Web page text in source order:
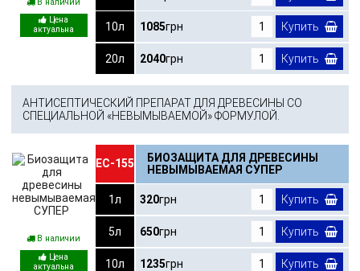
10л 1085грн Купить
20л 2040грн Купить
АНТИСЕПТИЧЕСКИЙ ПРЕПАРАТ ДЛЯ ДРЕВЕСИНЫ СО
СПЕЦИАЛЬНОЙ «НЕВЫМЫВАЕМОЙ» ФОРМУЛОЙ.
В наличии
ЕС-155
БИОЗАЩИТА ДЛЯ ДРЕВЕСИНЫ
НЕВЫМЫВАЕМАЯ СУПЕР
1л 320грн Купить
5л 650грн Купить
10л 1235грн Купить